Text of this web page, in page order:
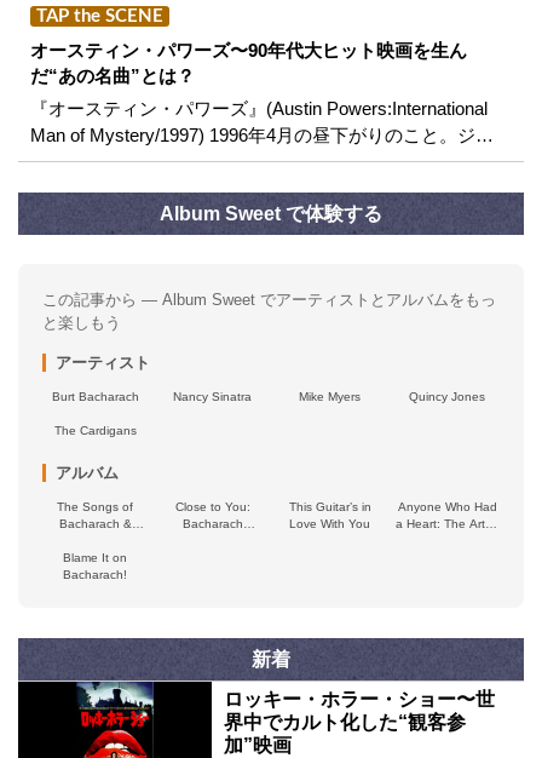
TAP the SCENE
オースティン・パワーズ〜90年代大ヒット映画を生ん
だ“あの名曲”とは？
『オースティン・パワーズ』(Austin Powers:International
Man of Mystery/1997) 1996年4月の昼下がりのこと。ジ…
Album Sweet で体験する
この記事から — Album Sweet でアーティストとアルバムをもっ
と楽しもう
アーティスト
Burt Bacharach Nancy Sinatra Mike Myers Quincy Jones
The Cardigans
アルバム
The Songs of
Bacharach &
Close to You:
Bacharach
This Guitar’s in
Love With You
Anyone Who Had
a Heart: The Art of
Blame It on
Bacharach!
新着
ロッキー・ホラー・ショー〜世
界中でカルト化した“観客参
加”映画